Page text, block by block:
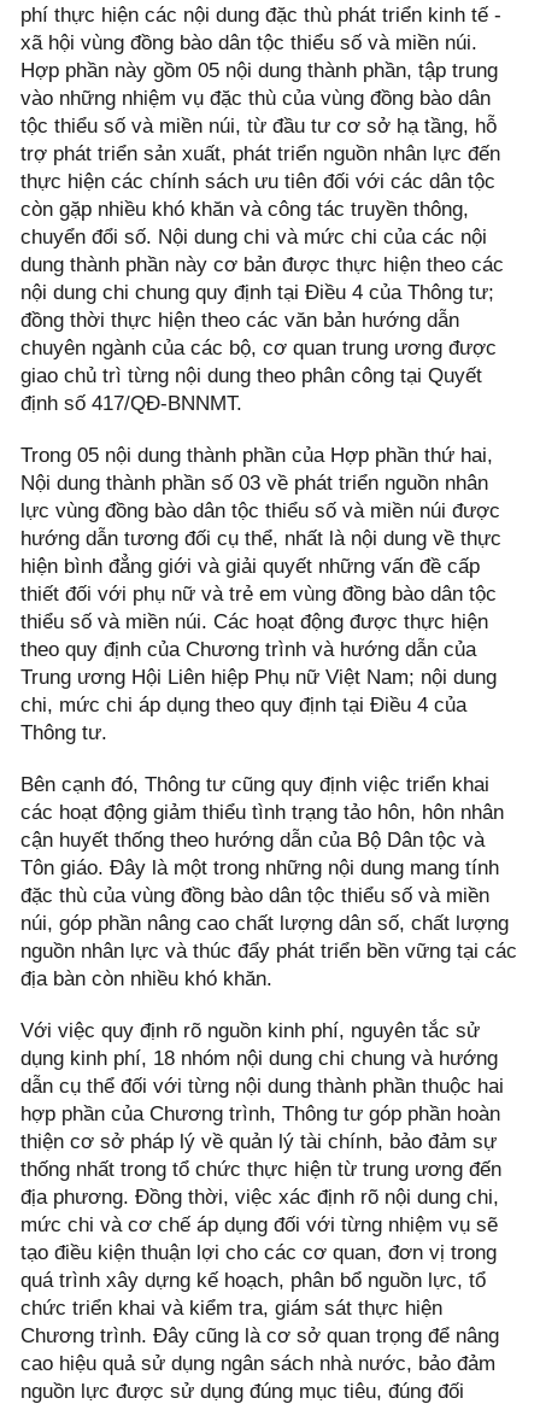
phí thực hiện các nội dung đặc thù phát triển kinh tế -
xã hội vùng đồng bào dân tộc thiểu số và miền núi.
Hợp phần này gồm 05 nội dung thành phần, tập trung
vào những nhiệm vụ đặc thù của vùng đồng bào dân
tộc thiểu số và miền núi, từ đầu tư cơ sở hạ tầng, hỗ
trợ phát triển sản xuất, phát triển nguồn nhân lực đến
thực hiện các chính sách ưu tiên đối với các dân tộc
còn gặp nhiều khó khăn và công tác truyền thông,
chuyển đổi số. Nội dung chi và mức chi của các nội
dung thành phần này cơ bản được thực hiện theo các
nội dung chi chung quy định tại Điều 4 của Thông tư;
đồng thời thực hiện theo các văn bản hướng dẫn
chuyên ngành của các bộ, cơ quan trung ương được
giao chủ trì từng nội dung theo phân công tại Quyết
định số 417/QĐ-BNNMT.
Trong 05 nội dung thành phần của Hợp phần thứ hai,
Nội dung thành phần số 03 về phát triển nguồn nhân
lực vùng đồng bào dân tộc thiểu số và miền núi được
hướng dẫn tương đối cụ thể, nhất là nội dung về thực
hiện bình đẳng giới và giải quyết những vấn đề cấp
thiết đối với phụ nữ và trẻ em vùng đồng bào dân tộc
thiểu số và miền núi. Các hoạt động được thực hiện
theo quy định của Chương trình và hướng dẫn của
Trung ương Hội Liên hiệp Phụ nữ Việt Nam; nội dung
chi, mức chi áp dụng theo quy định tại Điều 4 của
Thông tư.
Bên cạnh đó, Thông tư cũng quy định việc triển khai
các hoạt động giảm thiểu tình trạng tảo hôn, hôn nhân
cận huyết thống theo hướng dẫn của Bộ Dân tộc và
Tôn giáo. Đây là một trong những nội dung mang tính
đặc thù của vùng đồng bào dân tộc thiểu số và miền
núi, góp phần nâng cao chất lượng dân số, chất lượng
nguồn nhân lực và thúc đẩy phát triển bền vững tại các
địa bàn còn nhiều khó khăn.
Với việc quy định rõ nguồn kinh phí, nguyên tắc sử
dụng kinh phí, 18 nhóm nội dung chi chung và hướng
dẫn cụ thể đối với từng nội dung thành phần thuộc hai
hợp phần của Chương trình, Thông tư góp phần hoàn
thiện cơ sở pháp lý về quản lý tài chính, bảo đảm sự
thống nhất trong tổ chức thực hiện từ trung ương đến
địa phương. Đồng thời, việc xác định rõ nội dung chi,
mức chi và cơ chế áp dụng đối với từng nhiệm vụ sẽ
tạo điều kiện thuận lợi cho các cơ quan, đơn vị trong
quá trình xây dựng kế hoạch, phân bổ nguồn lực, tổ
chức triển khai và kiểm tra, giám sát thực hiện
Chương trình. Đây cũng là cơ sở quan trọng để nâng
cao hiệu quả sử dụng ngân sách nhà nước, bảo đảm
nguồn lực được sử dụng đúng mục tiêu, đúng đối